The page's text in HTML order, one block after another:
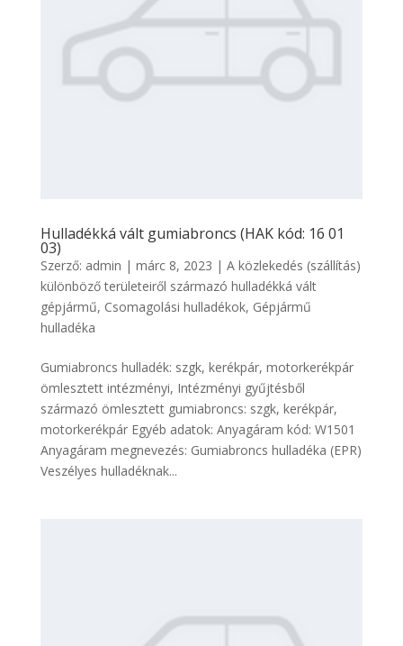
Hulladékká vált gumiabroncs (HAK kód: 16 01
03)
Szerző: admin | márc 8, 2023 | A közlekedés (szállítás)
különböző területeiről származó hulladékká vált
gépjármű, Csomagolási hulladékok, Gépjármű
hulladéka
Gumiabroncs hulladék: szgk, kerékpár, motorkerékpár
ömlesztett intézményi, Intézményi gyűjtésből
származó ömlesztett gumiabroncs: szgk, kerékpár,
motorkerékpár Egyéb adatok: Anyagáram kód: W1501
Anyagáram megnevezés: Gumiabroncs hulladéka (EPR)
Veszélyes hulladéknak...